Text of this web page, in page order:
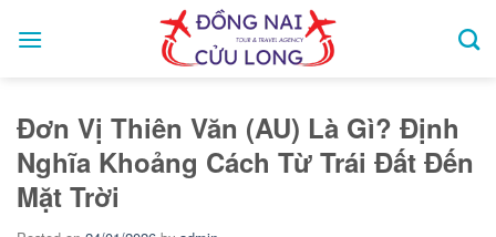
Đơn Vị Thiên Văn (AU) Là Gì? Định
Nghĩa Khoảng Cách Từ Trái Đất Đến
Mặt Trời